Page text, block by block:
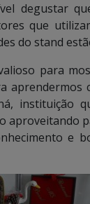
degustar
que
do stand
para
aprendermos
instituição
aproveitando
e